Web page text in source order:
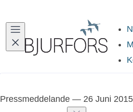
Pressmeddelande — 26 Juni